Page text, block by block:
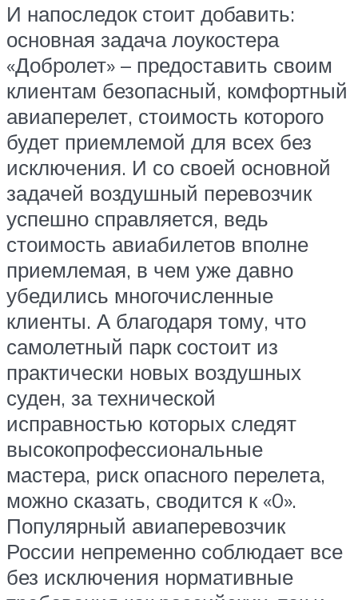
И напоследок стоит добавить:
основная задача лоукостера
«Добролет» – предоставить своим
клиентам безопасный, комфортный
авиаперелет, стоимость которого
будет приемлемой для всех без
исключения. И со своей основной
задачей воздушный перевозчик
успешно справляется, ведь
стоимость авиабилетов вполне
приемлемая, в чем уже давно
убедились многочисленные
клиенты. А благодаря тому, что
самолетный парк состоит из
практически новых воздушных
суден, за технической
исправностью которых следят
высокопрофессиональные
мастера, риск опасного перелета,
можно сказать, сводится к «0».
Популярный авиаперевозчик
России непременно соблюдает все
без исключения нормативные